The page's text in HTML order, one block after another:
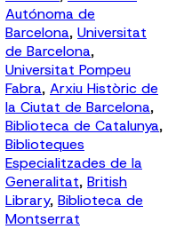
Autónoma de
Barcelona, Universitat
de Barcelona,
Universitat Pompeu
Fabra, Arxiu Històric de
la Ciutat de Barcelona,
Biblioteca de Catalunya,
Biblioteques
Especialitzades de la
Generalitat, British
Library, Biblioteca de
Montserrat